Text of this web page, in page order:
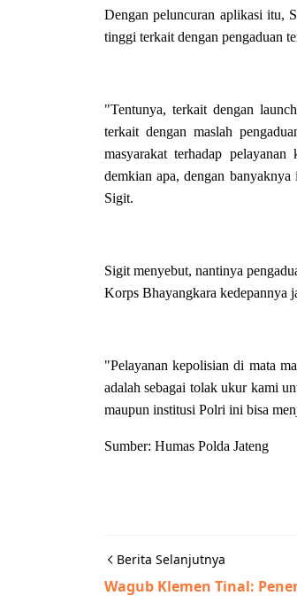
Dengan peluncuran aplikasi itu,
tinggi terkait dengan pengaduan
"Tentunya, terkait dengan
terkait dengan maslah
masyarakat terhadap
demkian apa, dengan
Sigit.
Sigit menyebut, nantinya
Korps Bhayangkara kedepannya
"Pelayanan kepolisian di mata
adalah sebagai tolak ukur kami
maupun institusi Polri ini bisa
Sumber: Humas Polda Jateng
Berita Selanjutnya
Wagub Klemen Tinal: